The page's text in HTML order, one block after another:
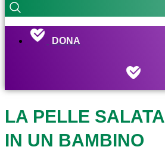
DONA
LA PELLE SALATA
IN UN BAMBINO